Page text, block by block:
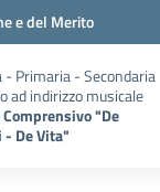
e del Merito
- Primaria - Secondaria
ad indirizzo musicale
"De
- De Vita"